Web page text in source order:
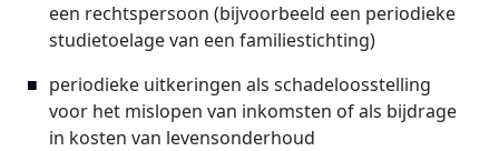
een rechtspersoon (bijvoorbeeld een periodieke
studietoelage van een familiestichting)
periodieke uitkeringen als schadeloosstelling
voor het mislopen van inkomsten of als bijdrage
in kosten van levensonderhoud